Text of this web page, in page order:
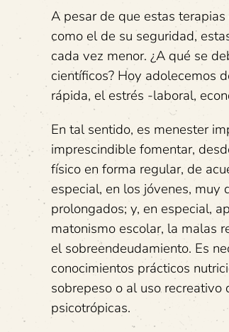
A pesar de que estas
como el de su seguridad,
cada vez menor. ¿A qué se
científicos? Hoy adolecemos
rápida, el estrés -laboral,
En tal sentido, es menester
imprescindible fomentar,
físico en forma regular, de
especial, en los jóvenes,
prolongados; y, en especial,
matonismo escolar, la malas
el sobreendeudamiento. Es
conocimientos prácticos
sobrepeso o al uso
psicotrópicas.